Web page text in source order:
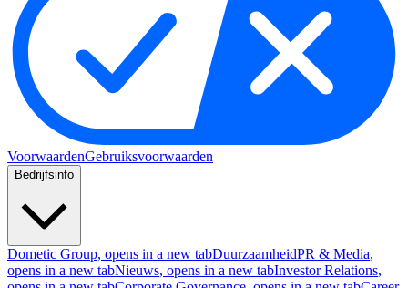
VoorwaardenGebruiksvoorwaarden
Bedrijfsinfo
Dometic Group, opens in a new tabDuurzaamheidPR & Media,
opens in a new tabNieuws, opens in a new tabInvestor Relations,